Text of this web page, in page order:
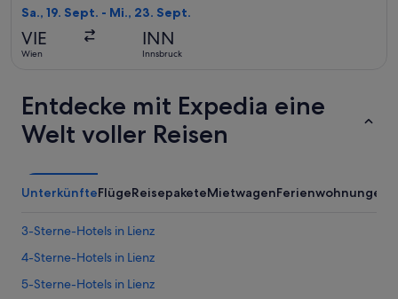
Sa., 19. Sept. - Mi., 23. Sept.
VIE
Wien
INN
Innsbruck
Entdecke mit Expedia eine
Welt voller Reisen
UnterkünfteFlügeReisepaketeMietwagenFerienwohnungen
3-Sterne-Hotels in Lienz
4-Sterne-Hotels in Lienz
5-Sterne-Hotels in Lienz